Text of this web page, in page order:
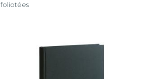
foliotées